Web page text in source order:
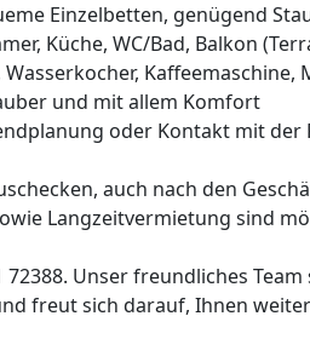
Einzelbetten, genügend
Küche, WC/Bad, Balkon
Kaffeemaschine,
und mit allem Komfort
oder Kontakt mit der
auch nach den
Langzeitvermietung sind
72388. Unser freundliches
freut sich darauf, Ihnen